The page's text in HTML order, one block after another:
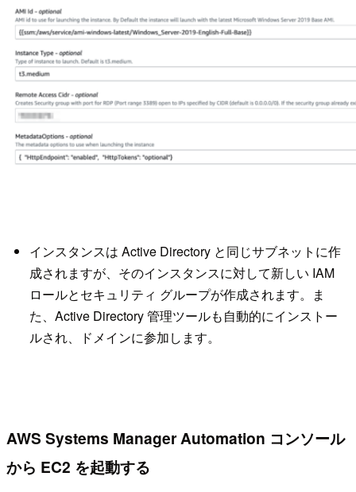
インスタンスは Active Directory と同じサブネットに作
成されますが、そのインスタンスに対して新しい IAM
ロールとセキュリティ グループが作成されます。ま
た、Active Directory 管理ツールも自動的にインストー
ルされ、ドメインに参加します。
AWS Systems Manager Automation コンソール
から EC2 を起動する